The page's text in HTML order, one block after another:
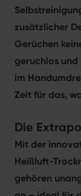
zusätzlicher
Gerüchen
geruchlos und
im
Zeit für das,
Die
Mit der
Heißluft-
gehören